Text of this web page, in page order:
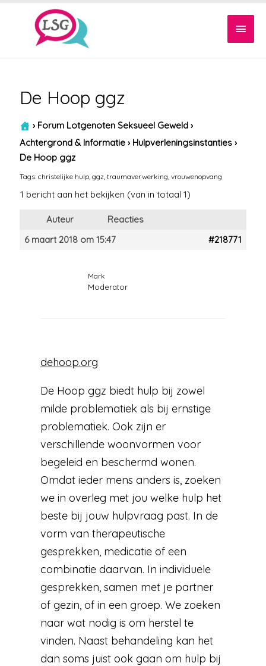
De Hoop ggz
› Forum Lotgenoten Seksueel Geweld ›
Achtergrond & Informatie › Hulpverleningsinstanties ›
De Hoop ggz
Tags:christelijke hulp ,ggz ,traumaverwerking ,vrouwenopvang
1 bericht aan het bekijken (van in totaal 1)
Auteur
Reacties
6 maart 2018 om 15:47
#218771
Mark
Moderator
dehoop.org
De Hoop ggz biedt hulp bij zowel
milde problematiek als bij ernstige
problematiek. Ook zijn er
verschillende woonvormen voor
begeleid en beschermd wonen.
Omdat ieder mens anders is, zoeken
we in overleg met jou welke hulp het
beste bij jouw hulpvraag past. In de
vorm van therapeutische
gesprekken, medicatie of een
combinatie daarvan. In individuele
gesprekken, samen met je partner
of gezin, of in een groep. We zoeken
naar wat nodig is om herstel te
vinden. Naast behandeling kan het
dan soms juist ook gaan om hulp bij